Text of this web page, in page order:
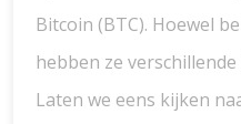
Bitcoin (BTC). Hoewel
hebben ze
Laten we eens kijken